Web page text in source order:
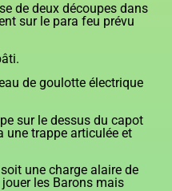
de deux découpes dans
sur le para feu prévu
de goulotte électrique
sur le dessus du capot
une trappe articulée et
une charge alaire de
les Barons mais